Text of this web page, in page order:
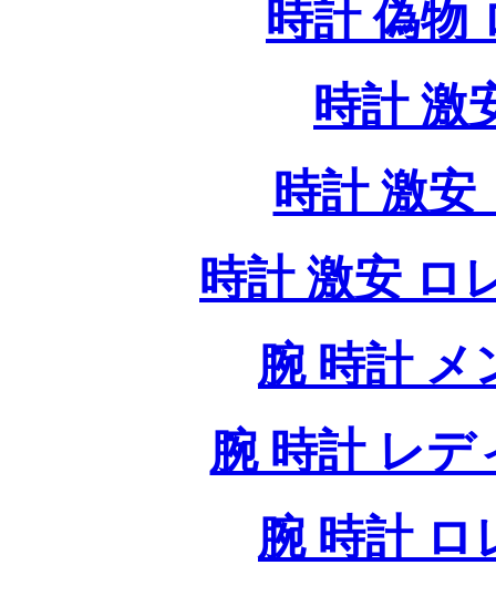
時計 偽物
時計 激
時計 激安
時計 激安 ロ
腕 時計 メ
腕 時計 レデ
腕 時計 ロ